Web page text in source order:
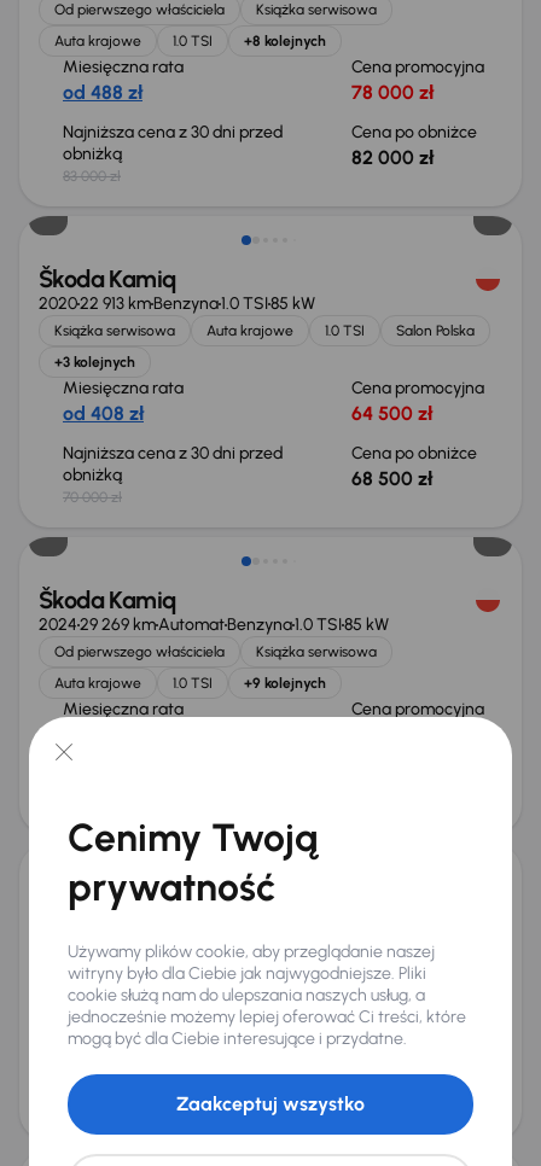
Od pierwszego właściciela
Książka serwisowa
Auta krajowe
1.0 TSI +8 kolejnych
Miesięczna rata
od 488 zł
Cena promocyjna
78 000 zł
Najniższa cena z 30 dni przed
obniżką
83 000 zł
Cena po obniżce
82 000 zł
Taniej o 1 500 zł
Škoda Kamiq
202022 913 kmBenzyna1.0 TSI85 kW
Książka serwisowa Auta krajowe 1.0 TSI
Salon Polska
+3 kolejnych
Miesięczna rata
od 408 zł
Cena promocyjna
64 500 zł
Najniższa cena z 30 dni przed
obniżką
70 000 zł
Cena po obniżce
68 500 zł
Od nowego taniej o 18 700 zł
Škoda Kamiq
202429 269 kmAutomatBenzyna1.0 TSI85 kW
Od pierwszego właściciela
Książka serwisowa
Auta krajowe
1.0 TSI +9 kolejnych
Miesięczna rata Cena promocyjna
Škoda Kamiq
Od pierwszego właściciela Książka serwisowa
1.0 TSI
1. Właściciel
+7 kolejnych
Miesięczna rata
od 571 zł
Cena promocyjna
92 000 zł
Cena
96 000 zł
Świeżo skupione
Cenimy Twoją
prywatność
Używamy plików cookie, aby przeglądanie naszej
witryny było dla Ciebie jak najwygodniejsze. Pliki
cookie służą nam do ulepszania naszych usług, a
jednocześnie możemy lepiej oferować Ci treści, które
mogą być dla Ciebie interesujące i przydatne.
Zaakceptuj wszystko